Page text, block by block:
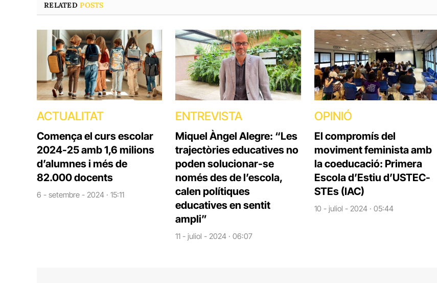
RELATEDPOSTS
ACTUALITAT
Comença el curs escolar
2024-25 amb 1,6 milions
d’alumnes i més de
82.000 docents
6 - setembre - 2024 · 15:11
ENTREVISTA
Miquel Àngel Alegre: “Les
trajectòries educatives no
poden solucionar-se
només des de l’escola,
calen polítiques
educatives en sentit
ampli”
11 - juliol - 2024 · 06:07
OPINIÓ
El compromís del
moviment feminista amb
la coeducació: Primera
Escola d’Estiu d’USTEC-
STEs (IAC)
10 - juliol - 2024 · 05:44